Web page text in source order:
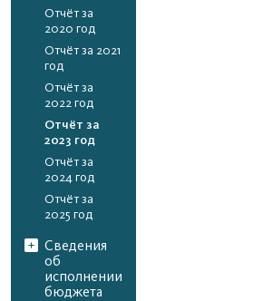
Отчёт за
2020 год
Отчёт за 2021
год
Отчёт за
2022 год
Отчёт за
2023 год
Отчёт за
2024 год
Отчёт за
2025 год
Сведения
об
исполнении
бюджета